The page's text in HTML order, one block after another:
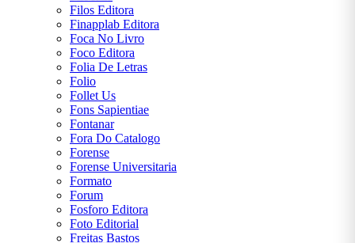
Filos Editora
Finapplab Editora
Foca No Livro
Foco Editora
Folia De Letras
Folio
Follet Us
Fons Sapientiae
Fontanar
Fora Do Catalogo
Forense
Forense Universitaria
Formato
Forum
Fosforo Editora
Foto Editorial
Freitas Bastos